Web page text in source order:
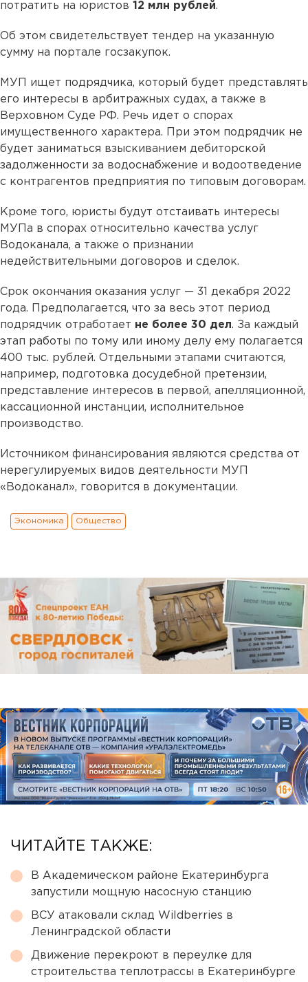
потратить на юристов 12 млн рублей.
Об этом свидетельствует тендер на указанную
сумму на портале госзакупок.
МУП ищет подрядчика, который будет представлять
его интересы в арбитражных судах, а также в
Верховном Суде РФ. Речь идет о спорах
имущественного характера. При этом подрядчик не
будет заниматься взыскиванием дебиторской
задолженности за водоснабжение и водоотведение
с контрагентов предприятия по типовым договорам.
Кроме того, юристы будут отстаивать интересы
МУПа в спорах относительно качества услуг
Водоканала, а также о признании
недействительными договоров и сделок.
Срок окончания оказания услуг — 31 декабря 2022
года. Предполагается, что за весь этот период
подрядчик отработает не более 30 дел. За каждый
этап работы по тому или иному делу ему полагается
400 тыс. рублей. Отдельными этапами считаются,
например, подготовка досудебной претензии,
представление интересов в первой, апелляционной,
кассационной инстанции, исполнительное
производство.
Источником финансирования являются средства от
нерегулируемых видов деятельности МУП
«Водоканал», говорится в документации.
Экономика Общество
ЧИТАЙТЕ ТАКЖЕ:
В Академическом районе Екатеринбурга
запустили мощную насосную станцию
ВСУ атаковали склад Wildberries в
Ленинградской области
Движение перекроют в переулке для
строительства теплотрассы в Екатеринбурге